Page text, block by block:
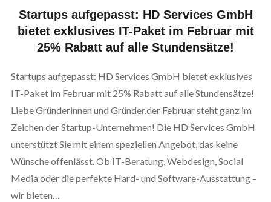
Startups aufgepasst: HD Services GmbH
bietet exklusives IT-Paket im Februar mit
25% Rabatt auf alle Stundensätze!
Startups aufgepasst: HD Services GmbH bietet exklusives
IT-Paket im Februar mit 25% Rabatt auf alle Stundensätze!
Liebe Gründerinnen und Gründer,der Februar steht ganz im
Zeichen der Startup-Unternehmen! Die HD Services GmbH
unterstützt Sie mit einem speziellen Angebot, das keine
Wünsche offenlässt. Ob IT-Beratung, Webdesign, Social
Media oder die perfekte Hard- und Software-Ausstattung –
wir bieten…